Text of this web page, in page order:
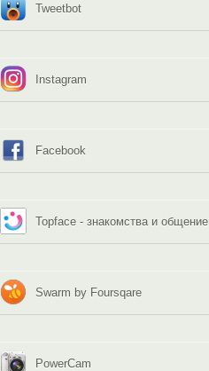
Tweetbot
Instagram
Facebook
Topface - знакомства и общение
Swarm by Foursqare
PowerCam